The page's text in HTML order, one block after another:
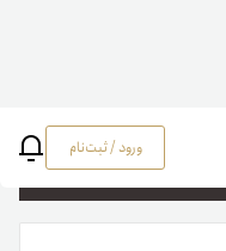
ورود / ثبت‌نام